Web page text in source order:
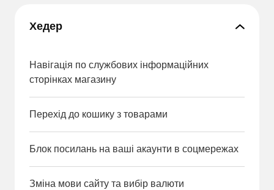
Хедер
Навігація по службових інформаційних
сторінках магазину
Перехід до кошику з товарами
Блок посилань на ваші акаунти в соцмережах
Зміна мови сайту та вибір валюти